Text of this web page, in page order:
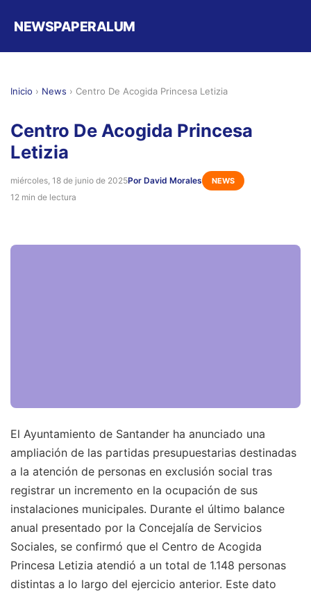
NEWSPAPERALUM
Inicio › News › Centro De Acogida Princesa Letizia
Centro De Acogida Princesa
Letizia
miércoles, 18 de junio de 2025Por David Morales NEWS
12 min de lectura
El Ayuntamiento de Santander ha anunciado una
ampliación de las partidas presupuestarias destinadas
a la atención de personas en exclusión social tras
registrar un incremento en la ocupación de sus
instalaciones municipales. Durante el último balance
anual presentado por la Concejalía de Servicios
Sociales, se confirmó que el Centro de Acogida
Princesa Letizia atendió a un total de 1.148 personas
distintas a lo largo del ejercicio anterior. Este dato